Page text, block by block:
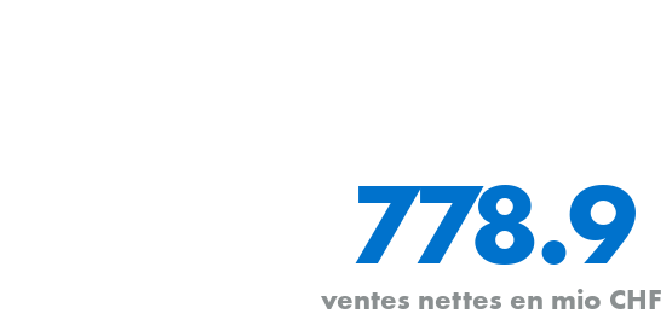
778.9
ventes nettes en mio CHF